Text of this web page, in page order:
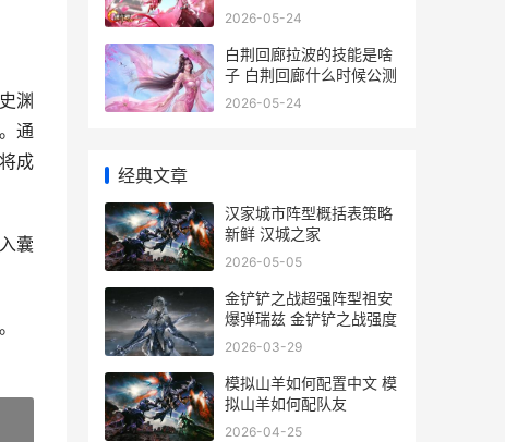
渊
通
成
囊
2026-05-24
白荆回廊拉波的技能是啥
子 白荆回廊什么时候公测
2026-05-24
经典文章
汉家城市阵型概括表策略
新鲜 汉城之家
2026-05-05
金铲铲之战超强阵型祖安
爆弹瑞兹 金铲铲之战强度
2026-03-29
模拟山羊如何配置中文 模
拟山羊如何配队友
2026-04-25